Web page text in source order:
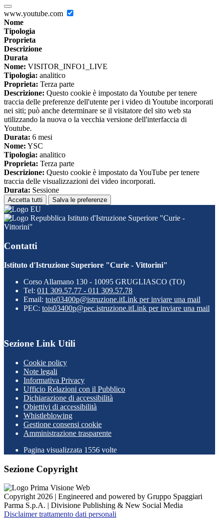
www.youtube.com
Nome
Tipologia
Proprieta
Descrizione
Durata
Nome: VISITOR_INFO1_LIVE
Tipologia: analitico
Proprieta: Terza parte
Descrizione: Questo cookie è impostato da Youtube per tenere
traccia delle preferenze dell'utente per i video di Youtube incorporati
nei siti; può anche determinare se il visitatore del sito web sta
utilizzando la nuova o la vecchia versione dell'interfaccia di
Youtube.
Durata: 6 mesi
Nome: YSC
Tipologia: analitico
Proprieta: Terza parte
Descrizione: Questo cookie è impostato da YouTube per tenere
traccia delle visualizzazioni dei video incorporati.
Durata: Sessione
Accetta tutti Salva le preferenze
Istituto d'Istruzione Superiore "Curie -
Vittorini"
Contatti
Istituto d'Istruzione Superiore "Curie - Vittorini"
Corso Allamano 130 - 10095 GRUGLIASCO (TO)
Tel: 011 309.57.77 - 011 309.57.78
Email: tois03400p@istruzione.itLink per inviare una mail
PEC: tois03400p@pec.istruzione.itLink per inviare una mail
Sezione Link Utili
Cookie policy
Note legali
Informativa Privacy
Ufficio Relazioni con il Pubblico
Dichiarazione di accessibilità
Obiettivi di accessibilità
Whistleblowing
Gestione consensi cookie
Amministrazione trasparente
Pagina visualizzata 1556 volte
Sezione Copyright
Copyright 2026 | Engineered and powered by Gruppo Spaggiari
Parma S.p.A. | Divisione Publishing & New Social Media
Disclaimer trattamento dati personali